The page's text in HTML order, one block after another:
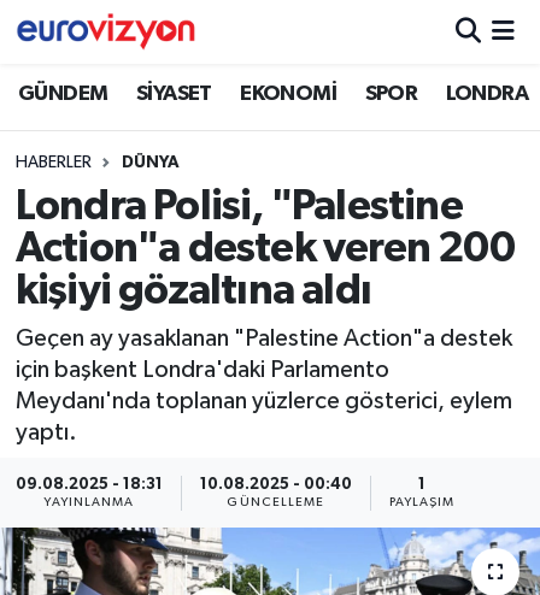
GÜNDEM SİYASET EKONOMİ SPOR LONDRA
HABERLER DÜNYA
Londra Polisi, "Palestine
Action"a destek veren 200
kişiyi gözaltına aldı
Geçen ay yasaklanan "Palestine Action"a destek
için başkent Londra'daki Parlamento
Meydanı'nda toplanan yüzlerce gösterici, eylem
yaptı.
09.08.2025 - 18:31
YAYINLANMA
10.08.2025 - 00:40
GÜNCELLEME
1
PAYLAŞIM